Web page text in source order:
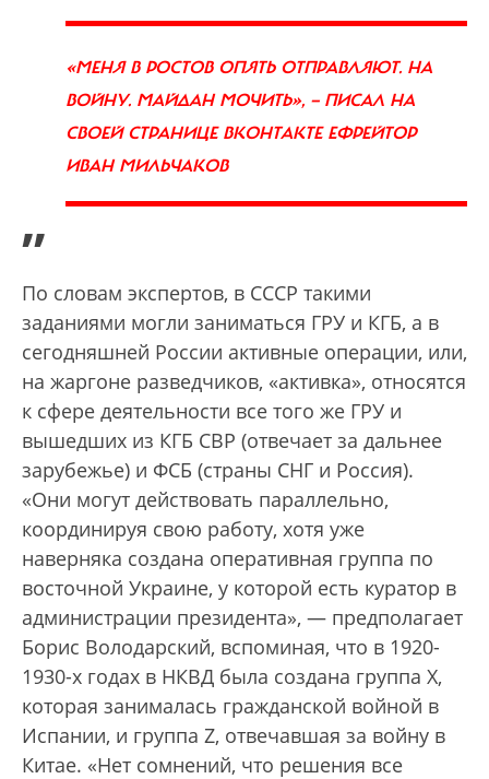
«МЕНЯ В РОСТОВ ОПЯТЬ ОТПРАВЛЯЮТ. НА
ВОЙНУ. МАЙДАН МОЧИТЬ», — ПИСАЛ НА
СВОЕЙ СТРАНИЦЕ ВКОНТАКТЕ ЕФРЕЙТОР
ИВАН МИЛЬЧАКОВ
”
По словам экспертов, в СССР такими
заданиями могли заниматься ГРУ и КГБ, а в
сегодняшней России активные операции, или,
на жаргоне разведчиков, «активка», относятся
к сфере деятельности все того же ГРУ и
вышедших из КГБ СВР (отвечает за дальнее
зарубежье) и ФСБ (страны СНГ и Россия).
«Они могут действовать параллельно,
координируя свою работу, хотя уже
наверняка создана оперативная группа по
восточной Украине, у которой есть куратор в
администрации президента», — предполагает
Борис Володарский, вспоминая, что в 1920-
1930-х годах в НКВД была создана группа Х,
которая занималась гражданской войной в
Испании, и группа Z, отвечавшая за войну в
Китае. «Нет сомнений, что решения все